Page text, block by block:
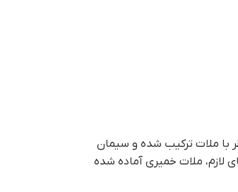
با ملات ترکیب شده و سیمان
لازم، ملات خمیری آماده شده